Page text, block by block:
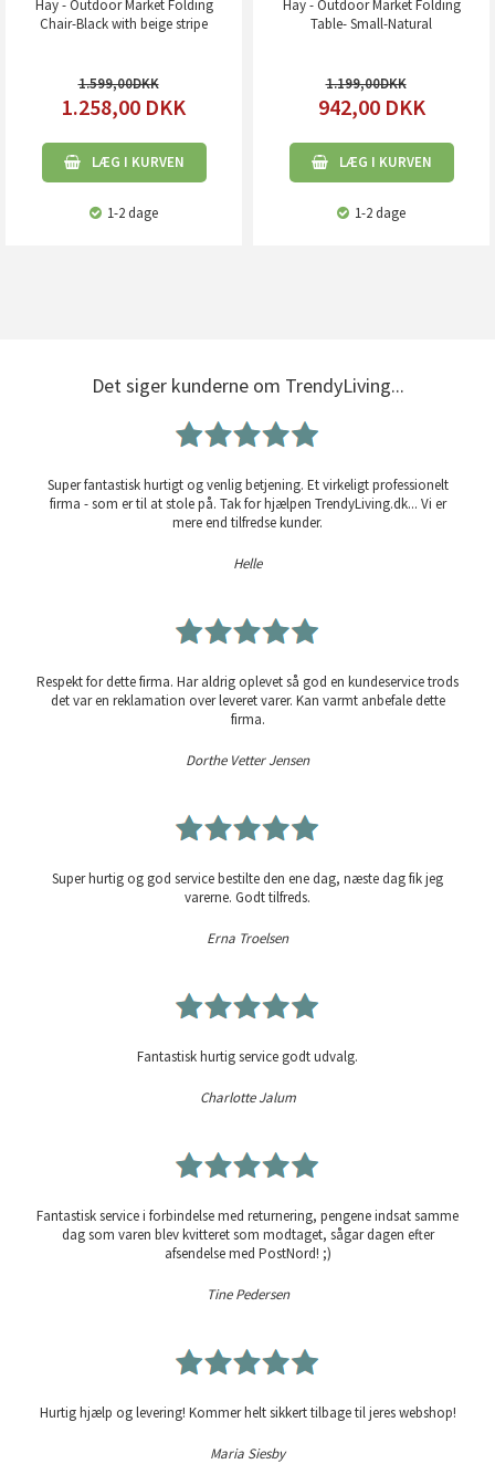
Hay - Outdoor Market Folding
Chair-Black with beige stripe
1.599,00
1.258,00 DKK
LÆG I KURVEN
1-2 dage
Hay - Outdoor Market Folding
Table- Small-Natural
1.199,00
942,00 DKK
LÆG I KURVEN
1-2 dage
Det siger kunderne om TrendyLiving...
Super fantastisk hurtigt og venlig betjening. Et virkeligt professionelt
firma - som er til at stole på. Tak for hjælpen TrendyLiving.dk... Vi er
mere end tilfredse kunder.
Helle
Respekt for dette firma. Har aldrig oplevet så god en kundeservice trods
det var en reklamation over leveret varer. Kan varmt anbefale dette
firma.
Dorthe Vetter Jensen
Super hurtig og god service bestilte den ene dag, næste dag fik jeg
varerne. Godt tilfreds.
Erna Troelsen
Fantastisk hurtig service godt udvalg.
Charlotte Jalum
Fantastisk service i forbindelse med returnering, pengene indsat samme
dag som varen blev kvitteret som modtaget, sågar dagen efter
afsendelse med PostNord! ;)
Tine Pedersen
Hurtig hjælp og levering! Kommer helt sikkert tilbage til jeres webshop!
Maria Siesby